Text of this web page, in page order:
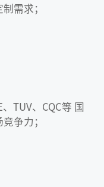
需求；
TUV、CQC等 国
争力；